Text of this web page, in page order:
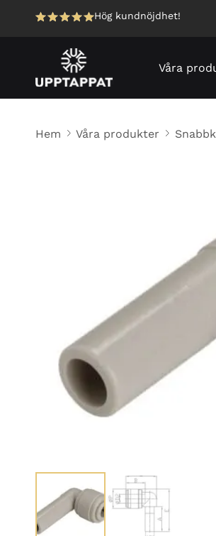
Hög kundnöjdhet!
Våra
Hem Våra produkter